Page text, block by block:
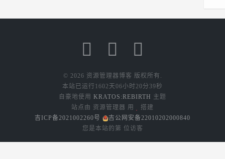
© 2026 资源管理器博客 版权所有.
本站已运行1602天06小时20分39秒
自豪地使用 KRATOS:REBIRTH 主题
站点由 资源管理器 用
搭建
吉ICP备2021002260号
吉公网安备22010202000840
您是本站的第 位访客